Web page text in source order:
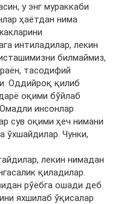
у энг мураккаби
ҳаётдан нима
интиладилар, лекин
билмаймиз,
тасодифий
Оддийроқ қилиб
оқими бўйлаб
инсонлар
сув оқими ҳеч нимани
ўхшайдилар. Чунки,
лекин нимадан
қиладилар.
рўёбга ошади деб
яхшилаб ўқисалар